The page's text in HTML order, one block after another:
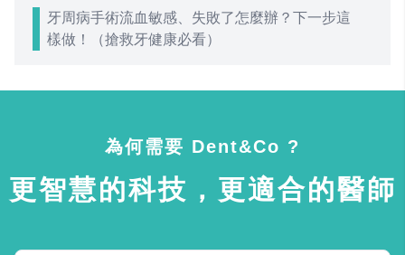
牙周病手術流血敏感、失敗了怎麼辦？下一步這
樣做！（搶救牙健康必看）
為何需要 Dent&Co ?
更智慧的科技，更適合的醫師